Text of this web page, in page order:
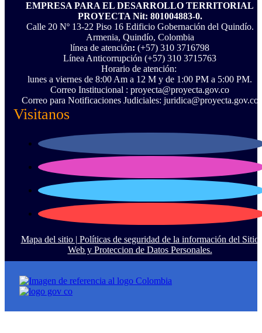
EMPRESA PARA EL DESARROLLO TERRITORIAL
PROYECTA Nit: 801004883-0.
Calle 20 Nº 13-22 Piso 16 Edificio Gobernación del Quindío.
Armenia, Quindío, Colombia
línea de atención: (+57) 310 3716798
Línea Anticorrupción ‪(+57) 310 3715763‬
Horario de atención:
lunes a viernes de 8:00 Am a 12 M y de 1:00 PM a 5:00 PM.
Correo Institucional : proyecta@proyecta.gov.co
Correo para Notificaciones Judiciales: juridica@proyecta.gov.co
Visitanos
Mapa del sitio | Políticas de seguridad de la información del Sitio
Web y Proteccion de Datos Personales.